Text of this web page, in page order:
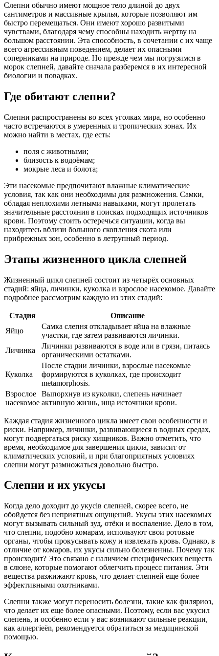
Слепни обычно имеют мощное тело длиной до двух
сантиметров и массивные крылья, которые позволяют им
быстро перемещаться. Они имеют хорошо развитыми
чувствами, благодаря чему способны находить жертву на
большом расстоянии. Эта способность, в сочетании с их чаще
всего агрессивным поведением, делает их опасными
соперниками на природе. Но прежде чем мы погрузимся в
морок слепней, давайте сначала разберемся в их интересной
биологии и повадках.
Где обитают слепни?
Слепни распространены во всех уголках мира, но особенно
часто встречаются в умеренных и тропических зонах. Их
можно найти в местах, где есть:
поля с животными;
близость к водоёмам;
мокрые леса и болота;
Эти насекомые предпочитают влажные климатические
условия, так как они необходимы для размножения. Самки,
обладая неплохими летными навыками, могут пролетать
значительные расстояния в поисках подходящих источников
крови. Поэтому стоить остеречься ситуации, когда вы
находитесь вблизи большого скопления скота или
прибрежных зон, особенно в летрупный период.
Этапы жизненного цикла слепней
Жизненный цикл слепней состоит из четырёх основных
стадий: яйца, личинки, куколка и взрослое насекомое. Давайте
подробнее рассмотрим каждую из этих стадий:
Стадия
Описание
Яйцо
Самка слепня откладывает яйца на влажные
участки, где затем развиваются личинки.
Личинка
Личинки развиваются в воде или в грязи, питаясь
органическими остатками.
Куколка
После стадии личинки, взрослые насекомые
формируются в куколках, где происходит
metamorphosis.
Взрослое
насекомое
Выпорхнув из куколки, слепень начинает
активную жизнь, ища источники крови.
Каждая стадия жизненного цикла имеет свои особенности и
риски. Например, личинки, развивающиеся в водных средах,
могут подвергаться риску хищников. Важно отметить, что
время, необходимое для завершения цикла, зависит от
климатических условий, и при благоприятных условиях
слепни могут размножаться довольно быстро.
Слепни и их укусы
Когда дело доходит до укусів слепней, скорее всего, не
обойдется без неприятных ощущений. Укусы этих насекомых
могут вызывать сильный зуд, отёки и воспаление. Дело в том,
что слепни, подобно комарам, используют свои ротовые
органы, чтобы прокусывать кожу и извлекать кровь. Однако, в
отличие от комаров, их укусы сильно болезненны. Почему так
происходит? Это связано с наличием специфических веществ
в слюне, которые помогают облегчить процесс питания. Эти
вещества разжижают кровь, что делает слепней еще более
эффективными охотниками.
Слепни также могут переносить болезни, такие как филяриоз,
что делает их еще более опасными. Поэтому, если вас укусил
слепень, и особенно если у вас возникают сильные реакции,
как аллергieën, рекомендуется обратиться за медицинской
помощью.